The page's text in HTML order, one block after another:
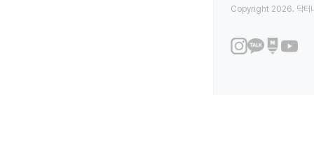
Copyright 2026. 닥터